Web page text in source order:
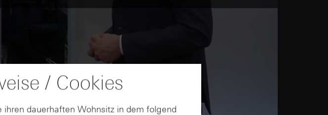
/ Cookies
dauerhaften Wohnsitz in dem folgend